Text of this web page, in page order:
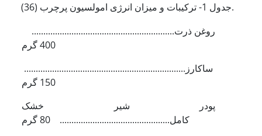
جدول 1- ترکیبات و میزان انرژی امولسیون پرچرب (36).
روغن ذرت.............................................................
400 گرم
ساکارز.....................................................................
150 گرم
پودر شیر خشک
کامل............................................... 80 گرم